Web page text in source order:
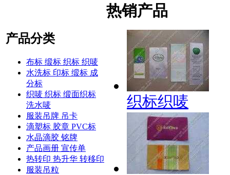
产品分类
布标 缎标 织标 织唛
水洗标 印标 缎标 成
分标
织唛 织标 缎面织标
洗水唛
服装吊牌 吊卡
滴塑标 胶章 PVC标
水晶滴胶 铭牌
产品画册 宣传单
热转印 热升华 转移印
服装吊粒
热销产品
织标织唛